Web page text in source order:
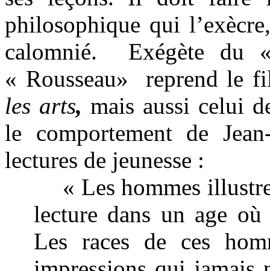
philosophique qui
calomnié.
Exégète du
« Rousseau»
reprend le
les arts, mais aussi celui
le comportement de
lectures de jeunesse :
« Les hommes
lecture dans un age
Les races de ces